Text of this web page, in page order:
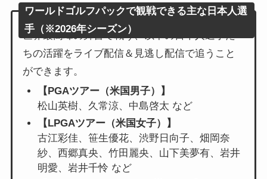
ワールドゴルフパックで観戦できる主な日本人選
手（※2026年シーズン）
世界最高峰の舞台で戦う、以下の日本人選手た
ちの活躍をライブ配信＆見逃し配信で追うこと
ができます。
【PGAツアー（米国男子）】
松山英樹、久常涼、中島啓太 など
【LPGAツアー（米国女子）】
古江彩佳、笹生優花、渋野日向子、畑岡奈
紗、西郷真央、竹田麗央、山下美夢有、岩井
明愛、岩井千怜 など